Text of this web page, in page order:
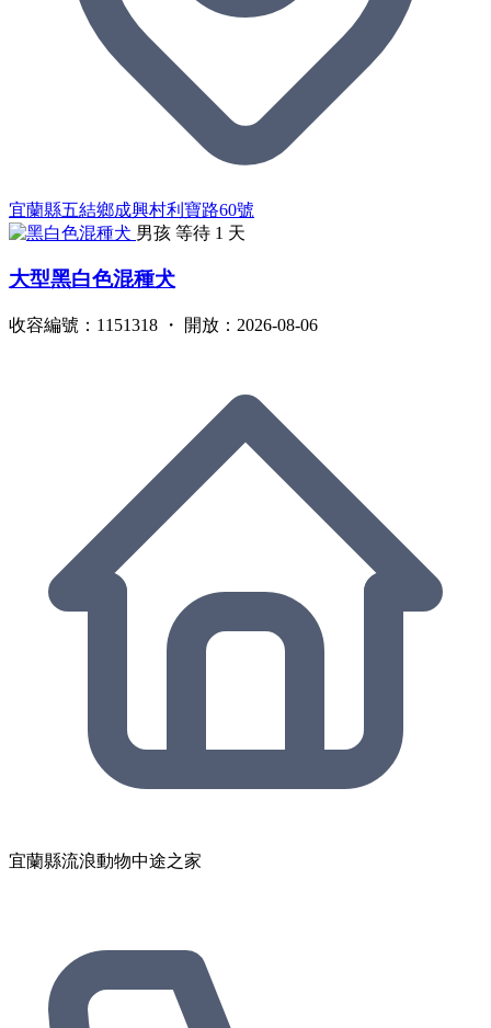
宜蘭縣五結鄉成興村利寶路60號
男孩 等待 1 天
大型黑白色混種犬
收容編號：1151318 ・ 開放：2026-08-06
宜蘭縣流浪動物中途之家